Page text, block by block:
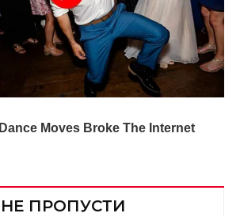
НЕ ПРОПУСТИ